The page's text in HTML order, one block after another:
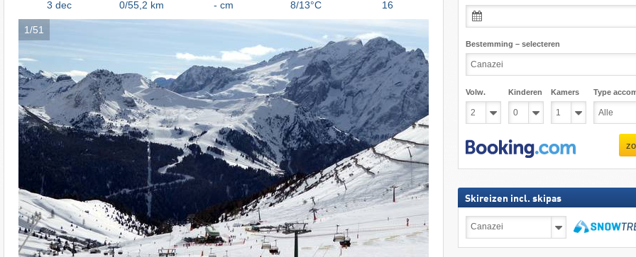
3 dec 0/55,2 km - cm 8/13°C 16
1/51
Bestemming – selecteren
Volw. Kinderen Kamers Type
Skireizen incl. skipas
incl.